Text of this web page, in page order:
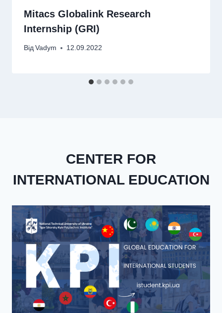
Mitacs Globalink Research
Internship (GRI)
Від Vadym 12.09.2022
CENTER FOR
INTERNATIONAL EDUCATION